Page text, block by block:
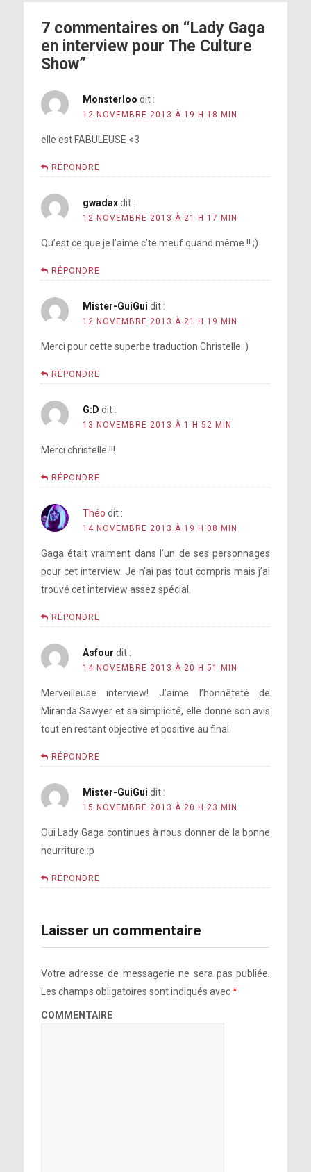
7 commentaires on “Lady Gaga
en interview pour The Culture
Show”
Monsterloo dit :
12 NOVEMBRE 2013 À 19 H 18 MIN
elle est FABULEUSE <3
RÉPONDRE
gwadax dit :
12 NOVEMBRE 2013 À 21 H 17 MIN
Qu’est ce que je l’aime c’te meuf quand même !! ;)
RÉPONDRE
Mister-GuiGui dit :
12 NOVEMBRE 2013 À 21 H 19 MIN
Merci pour cette superbe traduction Christelle :)
RÉPONDRE
G:D dit :
13 NOVEMBRE 2013 À 1 H 52 MIN
Merci christelle !!!
RÉPONDRE
Théo dit :
14 NOVEMBRE 2013 À 19 H 08 MIN
Gaga était vraiment dans l’un de ses personnages
pour cet interview. Je n’ai pas tout compris mais j’ai
trouvé cet interview assez spécial.
RÉPONDRE
Asfour dit :
14 NOVEMBRE 2013 À 20 H 51 MIN
Merveilleuse interview! J’aime l’honnêteté de
Miranda Sawyer et sa simplicité, elle donne son avis
tout en restant objective et positive au final
RÉPONDRE
Mister-GuiGui dit :
15 NOVEMBRE 2013 À 20 H 23 MIN
Oui Lady Gaga continues à nous donner de la bonne
nourriture :p
RÉPONDRE
Laisser un commentaire
Votre adresse de messagerie ne sera pas publiée.
Les champs obligatoires sont indiqués avec*
COMMENTAIRE